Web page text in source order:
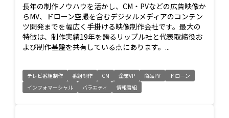
長年の制作ノウハウを活かし、CM・PVなどの広告映像か
らMV、ドローン空撮を含むデジタルメディアのコンテン
ツ開発までを幅広く手掛ける映像制作会社です。最大の
特徴は、制作実績19年を誇るリップル社と代表取締役お
よび制作基盤を共有している点にあります。...
テレビ番組制作 番組制作 CM 企業VP 商品PV
ドローン
インフォマーシャル
バラエティ 情報番組